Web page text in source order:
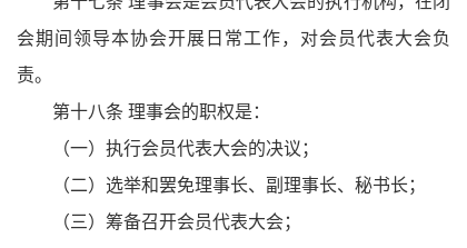
会期间领导本协会开展日常工作，对会员代表大会负
责。
第十八条 理事会的职权是：
（一）执行会员代表大会的决议；
（二）选举和罢免理事长、副理事长、秘书长；
（三）筹备召开会员代表大会；